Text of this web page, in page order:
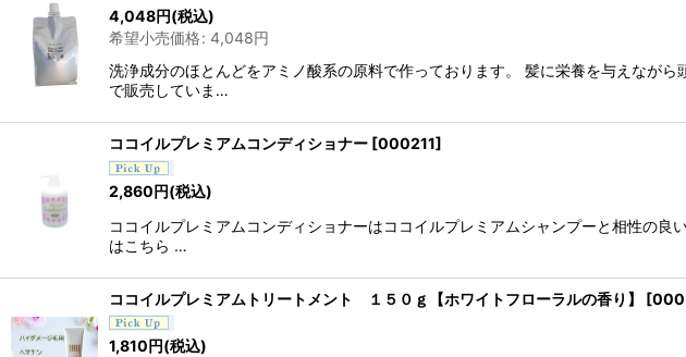
4,048円(税込)
希望小売価格: 4,048円
洗浄成分のほとんどをアミノ酸系の原料で作っております。 髪に栄養を与えなが
で販売していま…
ココイルプレミアムコンディショナー [000211]
2,860円(税込)
ココイルプレミアムコンディショナーはココイルプレミアムシャンプーと相性の
はこちら …
ココイルプレミアムトリートメント １５０ｇ【ホワイトフローラルの香り】 [
1,810円(税込)